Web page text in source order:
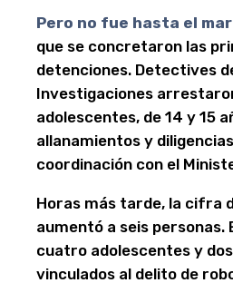
Pero no fue hasta el
que se concretaron las
detenciones. Detectives
Investigaciones
adolescentes, de 14 y 15
allanamientos y
coordinación con el
Horas más tarde, la cifra
aumentó a seis personas.
cuatro adolescentes y
vinculados al delito de